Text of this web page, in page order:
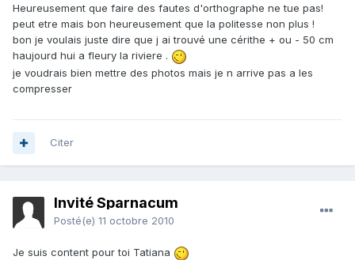
Heureusement que faire des fautes d'orthographe ne tue pas!
peut etre mais bon heureusement que la politesse non plus !
bon je voulais juste dire que j ai trouvé une cérithe + ou - 50 cm
haujourd hui a fleury la riviere .
je voudrais bien mettre des photos mais je n arrive pas a les
compresser
Citer
Invité Sparnacum
Posté(e) 11 octobre 2010
Je suis content pour toi Tatiana